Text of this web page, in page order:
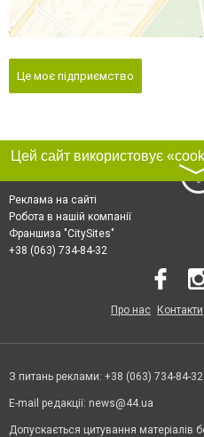
Це моє підприємство
Реклама на сайті
Робота в нашій компанії
Франшиза "CitySites"
+38 (063) 734-84-32
Про нас Контакти
З питань реклами: +38 (063) 734-84-
E-mail редакції: news@44.ua
Допускається цитування матеріалів